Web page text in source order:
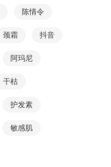
陈情令
颈霜 抖音
阿玛尼
干枯
护发素
敏感肌